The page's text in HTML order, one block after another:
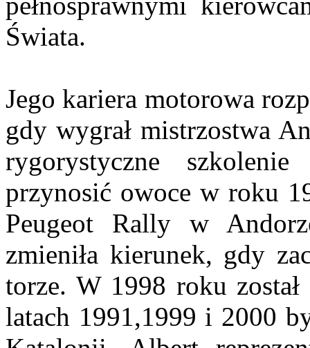
Świata.
Jego kariera motorowa
gdy wygrał mistrzostwa
rygorystyczne
przynosić owoce w roku
Peugeot Rally w
zmieniła kierunek, gdy
torze. W 1998 roku
latach 1991,1999 i 2000